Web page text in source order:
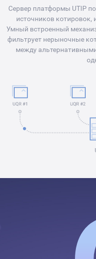
Сервер платформы UTIP
источников котировок,
Умный встроенный
фильтрует нерыночные
между